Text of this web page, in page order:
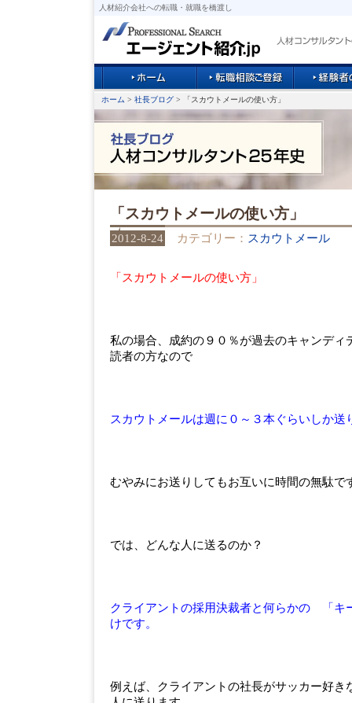
人材紹介会社への転職・就職を橋渡し
ホーム > 社長ブログ > 「スカウトメールの使い方」
「スカウトメールの使い方」
2012-8-24 カテゴリー： スカウトメール
「スカウトメールの使い方」
私の場合、成約の９０％が過去のキャンディ
読者の方なので
スカウトメールは週に０～３本ぐらいしか送
むやみにお送りしてもお互いに時間の無駄で
では、どんな人に送るのか？
クライアントの採用決裁者と何らかの 「
けです。
例えば、クライアントの社長がサッカー好き